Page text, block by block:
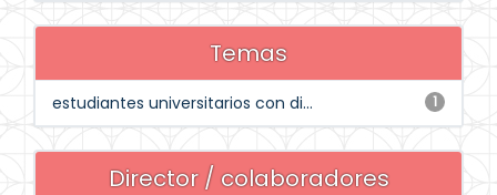
Temas
1
estudiantes universitarios con di...
Director / colaboradores